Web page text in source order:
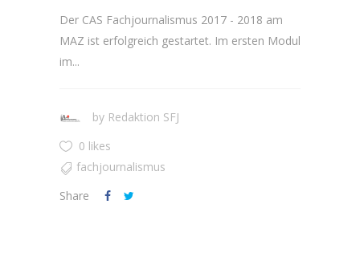
Der CAS Fachjournalismus 2017 - 2018 am
MAZ ist erfolgreich gestartet. Im ersten Modul
im...
by Redaktion SFJ
0 likes
fachjournalismus
Share